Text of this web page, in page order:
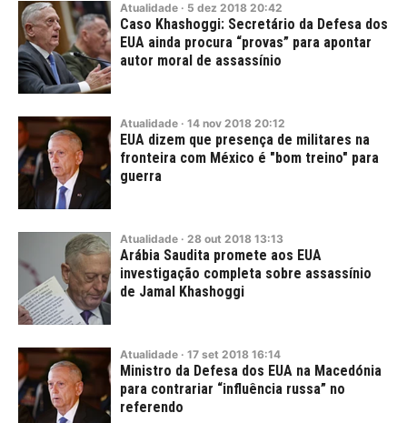
Atualidade · 5 dez 2018 20:42
Caso Khashoggi: Secretário da Defesa dos
EUA ainda procura “provas” para apontar
autor moral de assassínio
Atualidade · 14 nov 2018 20:12
EUA dizem que presença de militares na
fronteira com México é "bom treino" para
guerra
Atualidade · 28 out 2018 13:13
Arábia Saudita promete aos EUA
investigação completa sobre assassínio
de Jamal Khashoggi
Atualidade · 17 set 2018 16:14
Ministro da Defesa dos EUA na Macedónia
para contrariar “influência russa” no
referendo